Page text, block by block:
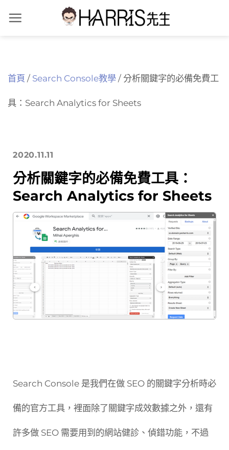
Skip
首頁 / Search Console教學/ 分析關鍵字的必備免費工
具：Search Analytics for Sheets
2020.11.11
分析關鍵字的必備免費工具：
Search Analytics for Sheets
Search Console 是我們在做 SEO 的關鍵字分析時必
備的官方工具，裡面除了關鍵字成效數據之外，還有
許多做 SEO 需要用到的網站健診、偵錯功能，不過